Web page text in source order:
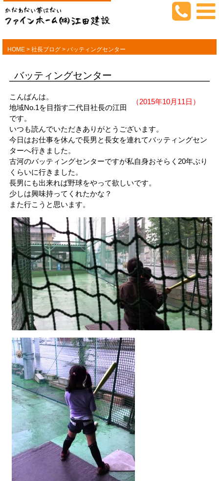
HOME > 社長ブログ > バッティングセンター
バッティングセンター
（2015年10月11日）
こんばんは。
地域No.1を目指す二代目社長の江田
です。
いつも読んでいただきありがとうございます。
今日はお仕事を休んで長男と長女を連れてバッティングセン
ターへ行きました。
古河のバッティングセンターですが私自身おそらく20年ぶり
くらいに行きました。
長男にも出来れば野球をやって欲しいです。
少しは興味持ってくれたかな？
また行こうと思います。